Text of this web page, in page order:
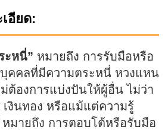
อียด:
ะหนี่” หมายถึง การรับมือหรือ
คคลที่มีความตระหนี่ หวงแหน
ต้องการแบ่งปันให้ผู้อื่น ไม่ว่า
เงินทอง หรือแม้แต่ความรู้
หมายถึง การตอบโต้หรือรับมือ